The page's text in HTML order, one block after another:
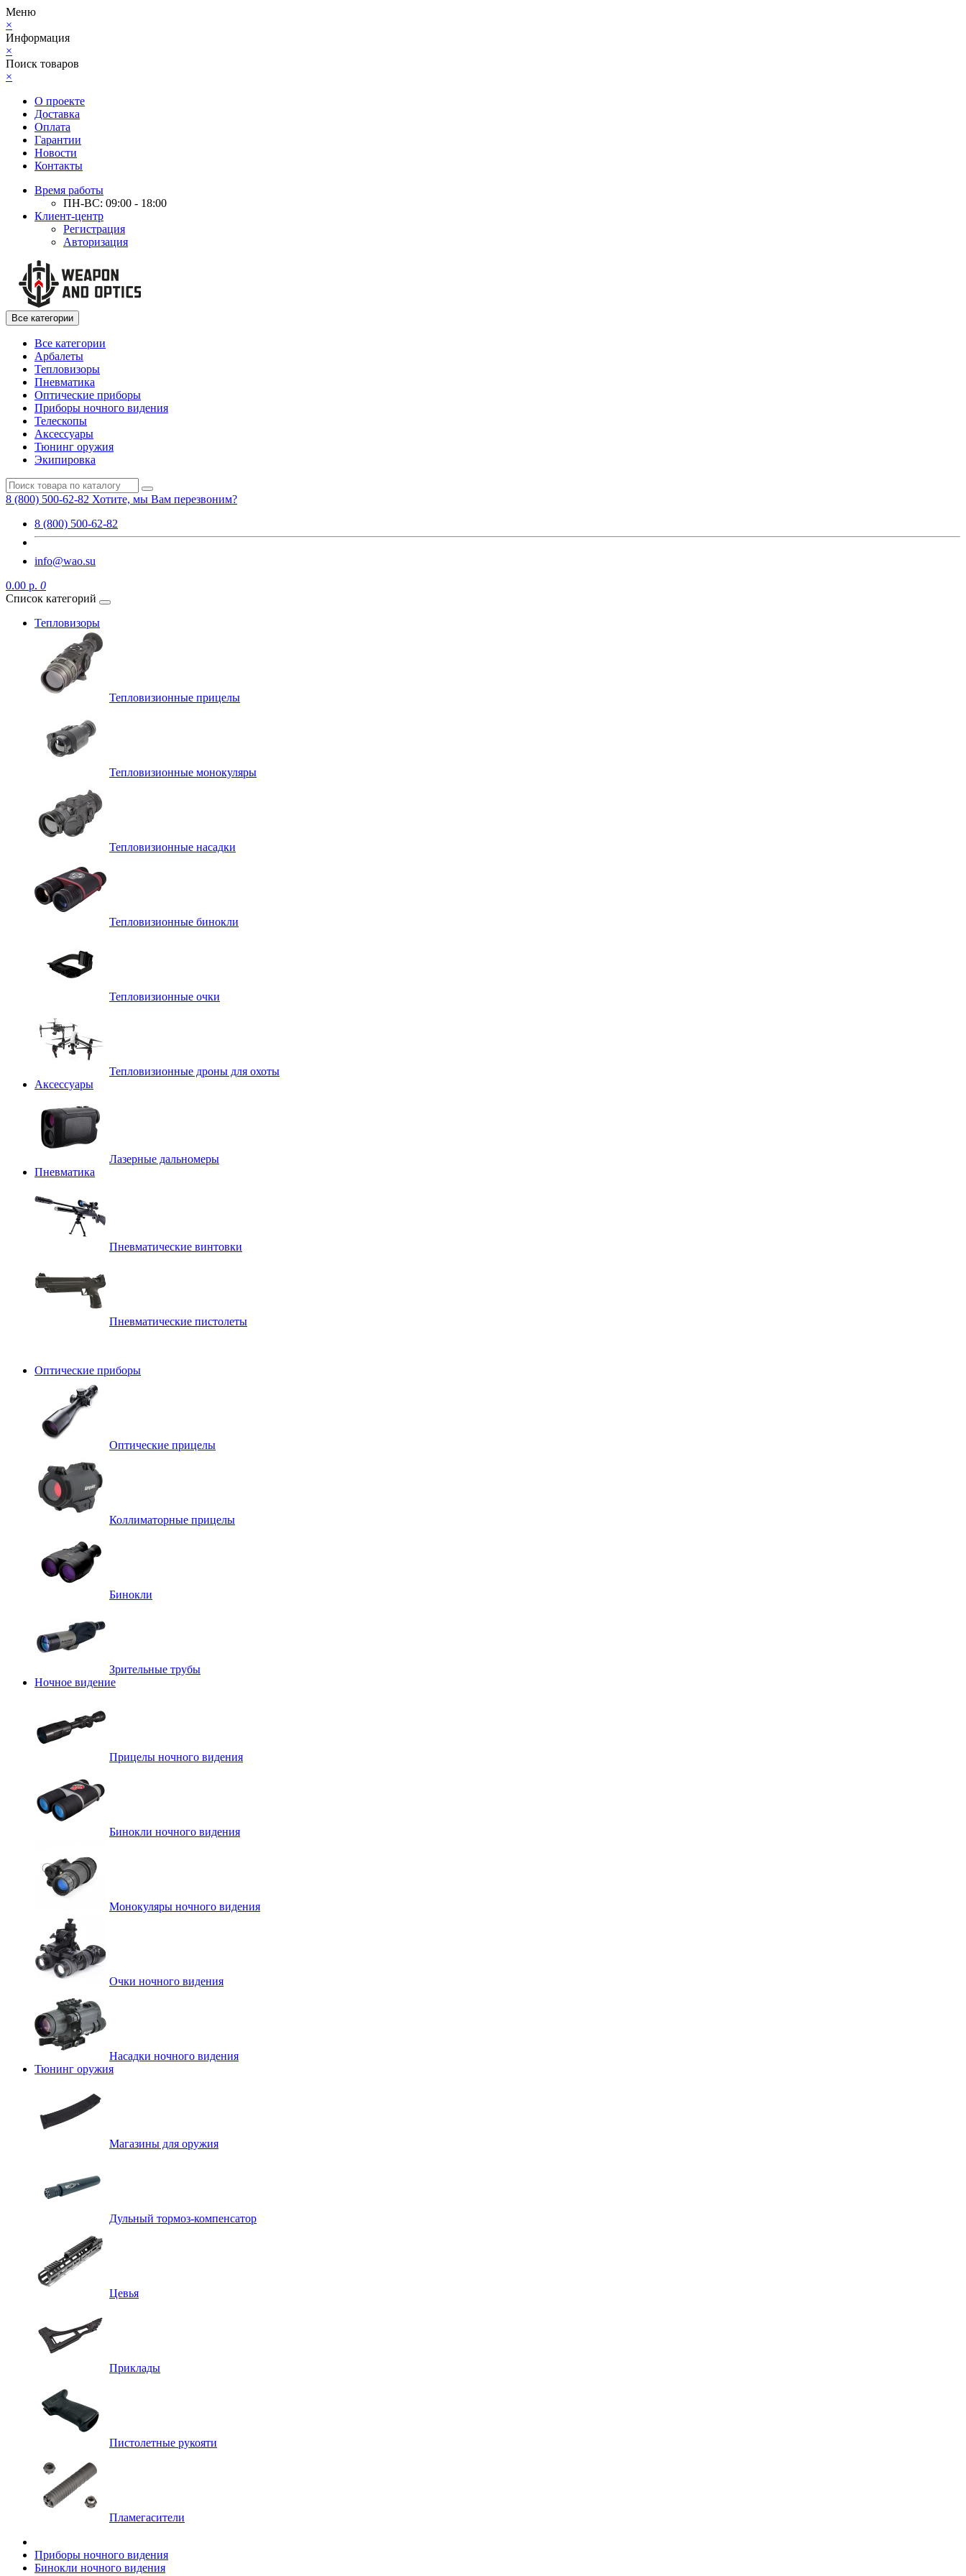
Меню
×
Информация
×
Поиск товаров
×
О проекте
Доставка
Оплата
Гарантии
Новости
Контакты
Время работы
ПН-ВС: 09:00 - 18:00
Клиент-центр
Регистрация
Авторизация
Все категории
Все категории
Арбалеты
Тепловизоры
Пневматика
Оптические приборы
Приборы ночного видения
Телескопы
Аксессуары
Тюнинг оружия
Экипировка
8 (800) 500-62-82 Хотите, мы Вам перезвоним?
8 (800) 500-62-82
info@wao.su
0.00 р. 0
Список категорий
Тепловизоры
Тепловизионные прицелы
Тепловизионные монокуляры
Тепловизионные насадки
Тепловизионные бинокли
Тепловизионные очки
Тепловизионные дроны для охоты
Аксессуары
Лазерные дальномеры
Пневматика
Пневматические винтовки
Пневматические пистолеты
Оптические приборы
Оптические прицелы
Коллиматорные прицелы
Бинокли
Зрительные трубы
Ночное видение
Прицелы ночного видения
Бинокли ночного видения
Монокуляры ночного видения
Очки ночного видения
Насадки ночного видения
Тюнинг оружия
Магазины для оружия
Дульный тормоз-компенсатор
Цевья
Приклады
Пистолетные рукояти
Пламегасители
Приборы ночного видения
Бинокли ночного видения